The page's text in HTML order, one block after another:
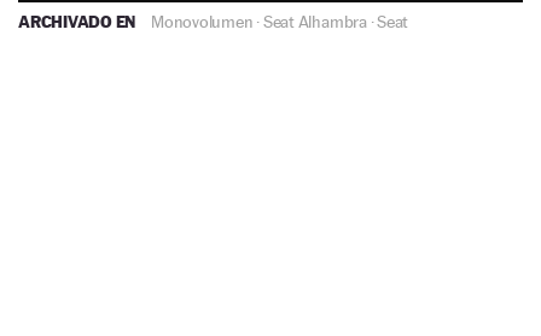
ARCHIVADO EN Monovolumen ·Seat Alhambra·Seat